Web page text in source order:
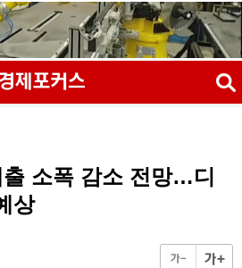
소폭 감소 전망…디
상